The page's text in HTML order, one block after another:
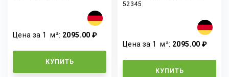
Цена за 1м²: 2095.00 ₽
КУПИТЬ
52345
Цена за 1м²: 2095.00 ₽
КУПИТЬ